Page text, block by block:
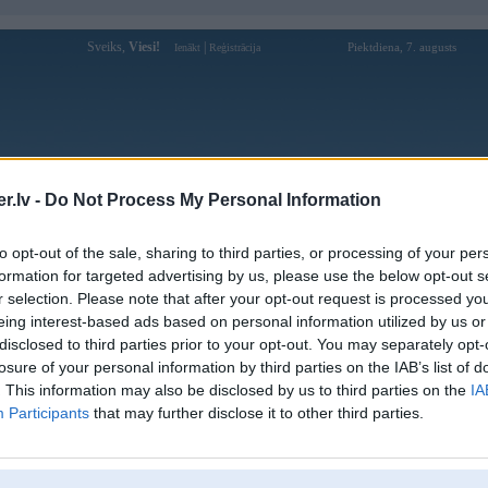
- Do Not Process My Personal Information
opt-out of the sale, sharing to third parties, or processing of your
for targeted advertising by us, please use the below opt-out
selection. Please note that after your opt-out request is processed
interest-based ads based on personal information utilized by us
to third parties prior to your opt-out. You may separately
of your personal information by third parties on the IAB’s list of
This information may also be disclosed by us to third parties on the
Participants that may further disclose it to other third parties.
Sveiks, Viesi! Ienākt Reģistrācija Piektdiena, 7. augusts
Forums Galerijas Reģistrācija Lietotāji
Lietotāja gnacha profils
Pēdējo reizi manīts: 16. Feb 2026, 13:22
Lietotājvārds:
gnacha
Pilsēta:
Rīga
Braucu ar:
Intereses:
Drifts
[Pēdējie ziņojumi forumā]